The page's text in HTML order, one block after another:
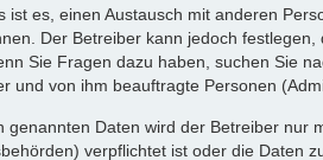
ist es, einen Austausch mit anderen
Der Betreiber kann jedoch
Sie Fragen dazu haben, suchen Sie
und von ihm beauftragte Personen
genannten Daten wird der Betreiber nur
verpflichtet ist oder die Daten